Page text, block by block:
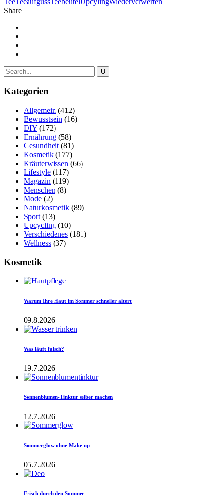
TeeTeeaufgussTeebeutelUpcylingWiederverwerten
Share
Kategorien
Allgemein (412)
Bewusstsein (16)
DIY (172)
Ernährung (58)
Gesundheit (81)
Kosmetik (177)
Kräuterwissen (66)
Lifestyle (117)
Magazin (119)
Menschen (8)
Mode (2)
Naturkosmetik (89)
Sport (13)
Upcycling (10)
Verschiedenes (181)
Wellness (37)
Kosmetik
Warum Ihre Haut im Sommer schneller altert
09.8.2026
Was läuft falsch?
19.7.2026
Sonnenblumen-Tinktur selber machen
12.7.2026
Sommerglow ohne Make-up
05.7.2026
Frisch durch den Sommer